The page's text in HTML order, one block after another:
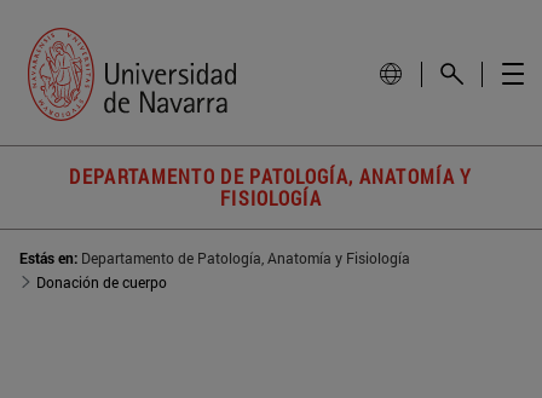
DEPARTAMENTO DE PATOLOGÍA, ANATOMÍA Y
FISIOLOGÍA
Estás en: Departamento de Patología, Anatomía y Fisiología
Donación de cuerpo